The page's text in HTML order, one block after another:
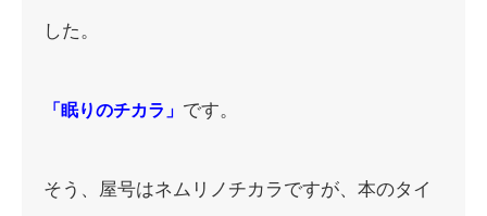
した。
「眠りのチカラ」 です。
そう、屋号はネムリノチカラですが、本のタイ